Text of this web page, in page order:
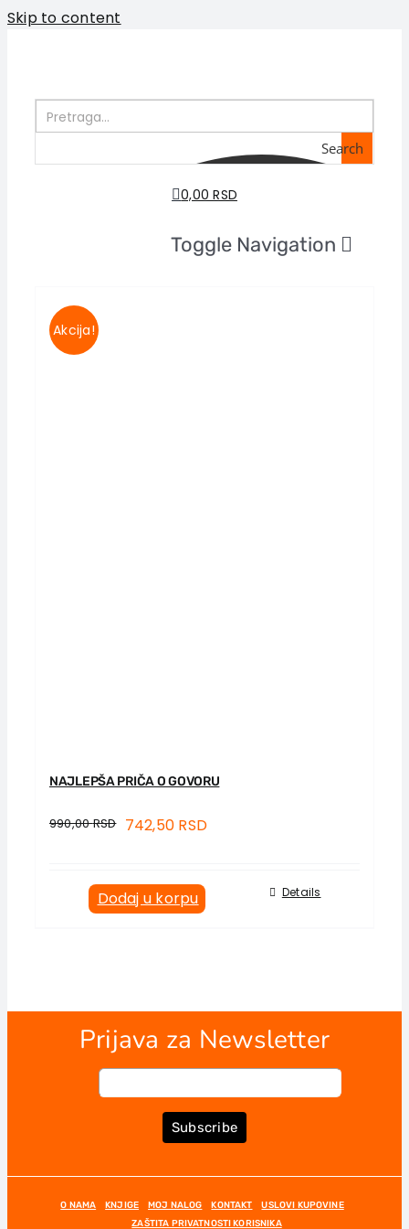
Skip to content
Search
0,00 RSD
Toggle Navigation
O nama
Knjige
Akcija!
NAJLEPŠA PRIČA O GOVORU
990,00RSD 742,50 RSD
Dodaj u korpu Details
Prijava za Newsletter
Subscribe
O NAMA KNJIGE MOJ NALOG KONTAKT
USLOVI KUPOVINE
ZAŠTITA PRIVATNOSTI KORISNIKA